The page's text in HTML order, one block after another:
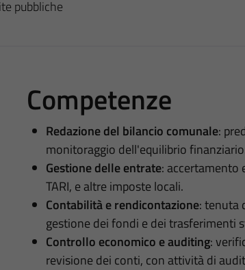
pubbliche
Competenze
Redazione del bilancio comunale:
monitoraggio dell'equilibrio
Gestione delle entrate: accertamento
TARI, e altre imposte locali.
Contabilità e rendicontazione: tenuta
gestione dei fondi e dei trasferimenti
Controllo economico e auditing:
revisione dei conti, con attività di